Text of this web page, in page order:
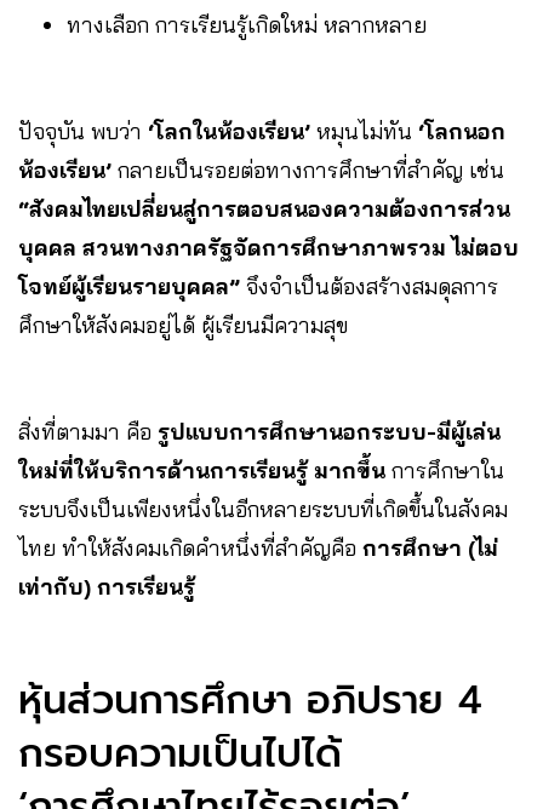
ทางเลือก การเรียนรู้เกิดใหม่ หลากหลาย
ปัจจุบัน พบว่า ‘โลกในห้องเรียน’ หมุนไม่ทัน ‘โลกนอก
ห้องเรียน’ กลายเป็นรอยต่อทางการศึกษาที่สำคัญ เช่น
“สังคมไทยเปลี่ยนสู่การตอบสนองความต้องการส่วน
บุคคล สวนทางภาครัฐจัดการศึกษาภาพรวม ไม่ตอบ
โจทย์ผู้เรียนรายบุคคล” จึงจำเป็นต้องสร้างสมดุลการ
ศึกษาให้สังคมอยู่ได้ ผู้เรียนมีความสุข
สิ่งที่ตามมา คือ รูปแบบการศึกษานอกระบบ-มีผู้เล่น
ใหม่ที่ให้บริการด้านการเรียนรู้ มากขึ้น การศึกษาใน
ระบบจึงเป็นเพียงหนึ่งในอีกหลายระบบที่เกิดขึ้นในสังคม
ไทย ทำให้สังคมเกิดคำหนึ่งที่สำคัญคือ การศึกษา (ไม่
เท่ากับ) การเรียนรู้
หุ้นส่วนการศึกษา อภิปราย 4
กรอบความเป็นไปได้